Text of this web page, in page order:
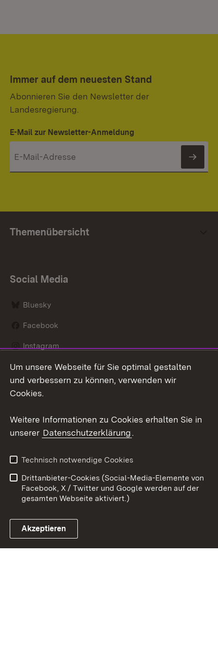
Immer auf dem neuesten Stand
Abonnieren Sie den Newsletter der
Landesregierung.
E-Mail zur Newsletter-Anmeldung
Themenübersicht
Social Media
Bluesky
Facebook
Instagram
LinkedIn
Link zum Landesportal
Datenschutz
Barrierefreiheit
Impressum
Cookies
Um unsere Webseite für Sie optimal gestalten
und verbessern zu können, verwenden wir
Cookies.
Weitere Informationen zu Cookies erhalten Sie in
unserer Datenschutzerklärung.
Technisch notwendige Cookies
Drittanbieter-Cookies (Social-Media-Elemente von
Facebook, X / Twitter und Google werden auf der
gesamten Webseite aktiviert.)
Akzeptieren